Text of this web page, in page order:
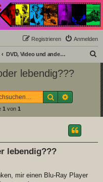
Filmforum und ein Paradies
Anmelden
Registrieren
DVD, Video und andere Speichermedien
lebendig???
Suche
1 von 1
lebendig???
mir einen Blu-Ray Player